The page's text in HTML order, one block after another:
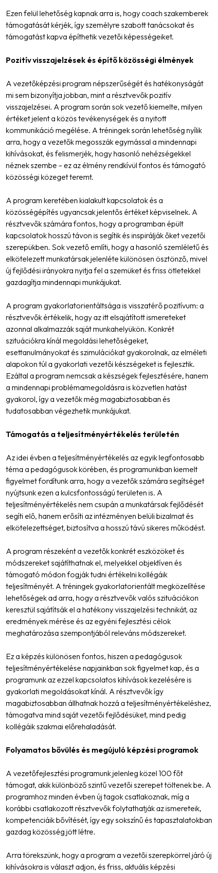
Ezen felül lehetőség kapnak arra is, hogy coach szakemberek
támogatását kérjék, így személyre szabott tanácsokat és
támogatást kapva építhetik vezetői képességeiket.
Pozitív visszajelzések és építő közösségi élmények
A vezetőképzési program népszerűségét és hatékonyságát
mi sem bizonyítja jobban, mint a résztvevők pozitív
visszajelzései. A program során sok vezető kiemelte, milyen
értéket jelent a közös tevékenységek és a nyitott
kommunikáció megélése. A tréningek során lehetőség nyílik
arra, hogy a vezetők megosszák egymással a mindennapi
kihívásokat, és felismerjék, hogy hasonló nehézségekkel
néznek szembe – ez az élmény rendkívül fontos és támogató
közösségi közeget teremt.
A program keretében kialakult kapcsolatok és a
közösségépítés ugyancsak jelentős értéket képviselnek. A
résztvevők számára fontos, hogy a programban épült
kapcsolatok hosszú távon is segítik és inspirálják őket vezetői
szerepükben. Sok vezető említi, hogy a hasonló szemléletű és
elkötelezett munkatársak jelenléte különösen ösztönző, mivel
új fejlődési irányokra nyitja fel a szemüket és friss ötletekkel
gazdagítja mindennapi munkájukat.
A program gyakorlatorientáltsága is visszatérő pozitívum: a
résztvevők értékelik, hogy az itt elsajátított ismereteket
azonnal alkalmazzák saját munkahelyükön. Konkrét
szituációkra kínál megoldási lehetőségeket,
esettanulmányokat és szimulációkat gyakorolnak, az elméleti
alapokon túl a gyakorlati vezetői készségeket is fejlesztik.
Ezáltal a program nemcsak a készségek fejlesztésére, hanem
a mindennapi problémamegoldásra is közvetlen hatást
gyakorol, így a vezetők még magabiztosabban és
tudatosabban végezhetik munkájukat.
Támogatás a teljesítményértékelés területén
Az idei évben a teljesítményértékelés az egyik legfontosabb
téma a pedagógusok körében, és programunkban kiemelt
figyelmet fordítunk arra, hogy a vezetők számára segítséget
nyújtsunk ezen a kulcsfontosságú területen is. A
teljesítményértékelés nem csupán a munkatársak fejlődését
segíti elő, hanem erősíti az intézményen belüli bizalmat és
elkötelezettséget, biztosítva a hosszú távú sikeres működést.
A program részeként a vezetők konkrét eszközöket és
módszereket sajátíthatnak el, melyekkel objektíven és
támogató módon fogják tudni értékelni kollégáik
teljesítményét. A tréningek gyakorlatorientált megközelítése
lehetőségek ad arra, hogy a résztvevők valós szituációkon
keresztül sajátítsák el a hatékony visszajelzési technikát, az
eredmények mérése és az egyéni fejlesztési célok
meghatározása szempontjából releváns módszereket.
Ez a képzés különösen fontos, hiszen a pedagógusok
teljesítményértékelése napjainkban sok figyelmet kap, és a
programunk az ezzel kapcsolatos kihívások kezelésére is
gyakorlati megoldásokat kínál. A résztvevők így
magabiztosabban állhatnak hozzá a teljesítményértékeléshez,
támogatva mind saját vezetői fejlődésüket, mind pedig
kollégáik szakmai előrehaladását.
Folyamatos bővülés és megújuló képzési programok
A vezetőfejlesztési programunk jelenleg közel 100 főt
támogat, akik különböző szintű vezetői szerepet töltenek be. A
programhoz minden évben új tagok csatlakoznak, míg a
korábbi csatlakozott résztvevők folytathatják az ismereteik,
kompetenciáik bővítését, így egy sokszínű és tapasztalatokban
gazdag közösség jött létre.
Arra törekszünk, hogy a program a vezetői szerepkörrel járó új
kihívásokra is választ adjon, és friss, aktuális képzési